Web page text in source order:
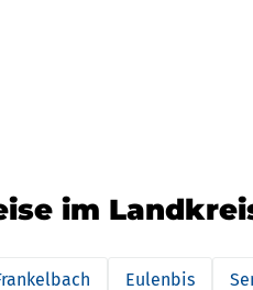
im
Eulenbis